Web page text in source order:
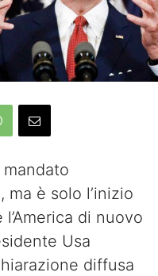
mandato
è solo l’inizio
di nuovo
Usa
diffusa